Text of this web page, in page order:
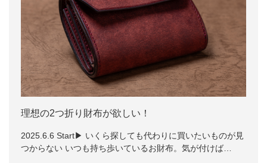
理想の2つ折り財布が欲しい！
2025.6.6 Start▶ いくら探しても代わりに買いたいものが見
つからない いつも持ち歩いているお財布。気が付けば…